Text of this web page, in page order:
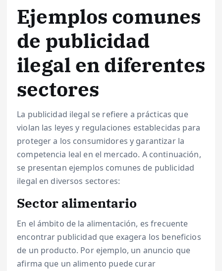
Ejemplos comunes
de publicidad
ilegal en diferentes
sectores
La publicidad ilegal se refiere a prácticas que
violan las leyes y regulaciones establecidas para
proteger a los consumidores y garantizar la
competencia leal en el mercado. A continuación,
se presentan ejemplos comunes de publicidad
ilegal en diversos sectores:
Sector alimentario
En el ámbito de la alimentación, es frecuente
encontrar publicidad que exagera los beneficios
de un producto. Por ejemplo, un anuncio que
afirma que un alimento puede curar